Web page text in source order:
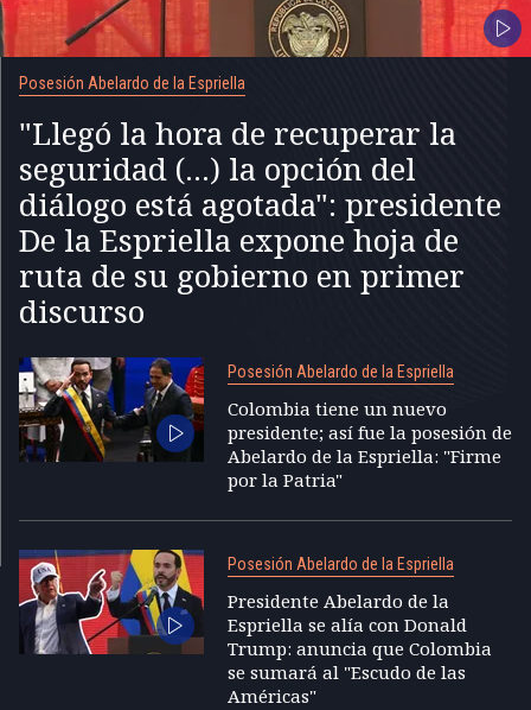
Posesión Abelardo de la Espriella
"Llegó la hora de recuperar la
seguridad (...) la opción del
diálogo está agotada": presidente
De la Espriella expone hoja de
ruta de su gobierno en primer
discurso
Posesión Abelardo de la Espriella
Colombia tiene un nuevo
presidente; así fue la posesión de
Abelardo de la Espriella: "Firme
por la Patria"
Posesión Abelardo de la Espriella
Presidente Abelardo de la
Espriella se alía con Donald
Trump: anuncia que Colombia
se sumará al "Escudo de las
Américas"